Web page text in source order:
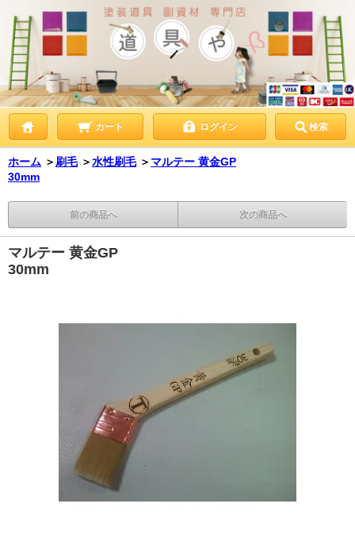
カート ログイン 検索
ホーム ＞ 刷毛 ＞水性刷毛 ＞ マルテー 黄金GP
30mm
前の商品へ 次の商品へ
マルテー 黄金GP
30mm